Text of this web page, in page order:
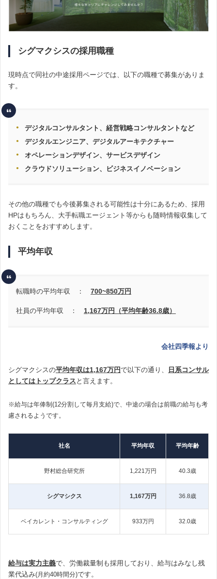
シグマクシスの採用職種
現時点で同社の中途採用ページでは、以下の職種で募集がありま
す。
デジタルコンサルタント、経営戦略コンサルタントなど
デジタルエンジニア、デジタルアーキテクチャー
オペレーションデザイン、サービスデザイン
クラウドソリューション、ビジネスイノベーション
その他の職種でも今後募集される可能性は十分にあるため、採用
HPはもちろん、 大手転職エージェント等からも随時情報収集して
おくことをおすすめします。
平均年収
転職時の平均年収 ： 700~850万円
社員の平均年収 ： 1,167万円（平均年齢36.8歳）
会社四季報より
シグマクシスの平均年収は1,167万円で以下の通り、
日系コンサル
としてはトップクラスと言えます。
※給与は年俸制(12分割して毎月支給)で、中途の場合は前職の給与も考
慮されるようです。
社名 平均年収 平均年齢
野村総合研究所 1,221万円 40.3歳
シグマシクス 1,167万円 36.8歳
ベイカレント・コンサルティング 933万円 32.0歳
給与は実力主義で、労働裁量制も採用しており、給与はみなし残
業代込み(月約40時間分)です。